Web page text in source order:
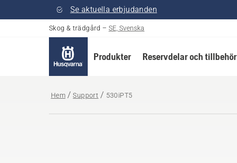
Se aktuella erbjudanden
Skog & trädgård – SE, Svenska
Produkter Reservdelar och tillbehör
Hem Support 530iPT5